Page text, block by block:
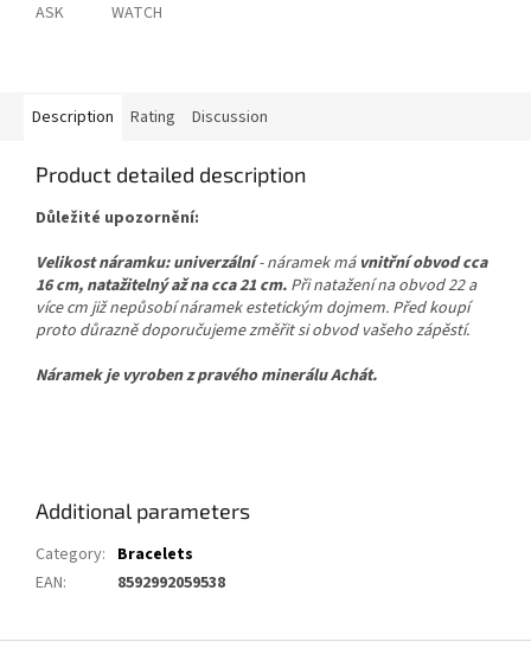
ASK WATCH
Description Rating Discussion
Product detailed description
Důležité upozornění:
Velikost náramku: univerzální- náramek mávnitřní obvod cca
16 cm, natažitelný až na cca 21 cm. Při natažení na obvod 22 a
více cm již nepůsobí náramek estetickým dojmem. Před koupí
proto důrazně doporučujeme změřit si obvod vašeho zápěstí.
Náramek je vyroben z pravého minerálu Achát.
Additional parameters
Category: Bracelets
EAN: 8592992059538